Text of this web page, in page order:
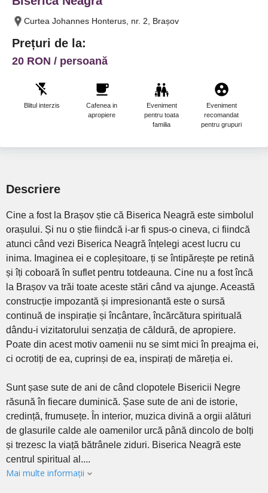
Curtea Johannes Honterus, nr. 2, Brașov
Prețuri de la:
20 RON / persoană
Blitul interzis
Cafenea in
apropiere
Eveniment
pentru toata
familia
Eveniment
recomandat
pentru grupuri
Descriere
Cine a fost la Brașov știe că Biserica Neagră este simbolul
orașului. Și nu o știe fiindcă i-ar fi spus-o cineva, ci fiindcă
atunci când vezi Biserica Neagră înțelegi acest lucru cu
inima. Imaginea ei e copleșitoare, ți se întipărește pe retină
și îți coboară în suflet pentru totdeauna. Cine nu a fost încă
la Brașov va trăi toate aceste stări când va ajunge. Această
construcție impozantă și impresionantă este o sursă
continuă de inspirație și încântare, încărcătura spirituală
dându-i vizitatorului senzația de căldură, de apropiere.
Poate din acest motiv oamenii nu se simt mici în preajma ei,
ci ocrotiți de ea, cuprinși de ea, inspirați de măreția ei.
Sunt șase sute de ani de când clopotele Bisericii Negre
răsună în fiecare duminică. Șase sute de ani de istorie,
credință, frumusețe. În interior, muzica divină a orgii alături
de glasurile calde ale oamenilor urcă până dincolo de bolți
și trezesc la viață bătrânele ziduri. Biserica Neagră este
centrul spiritual al....
Mai multe informații